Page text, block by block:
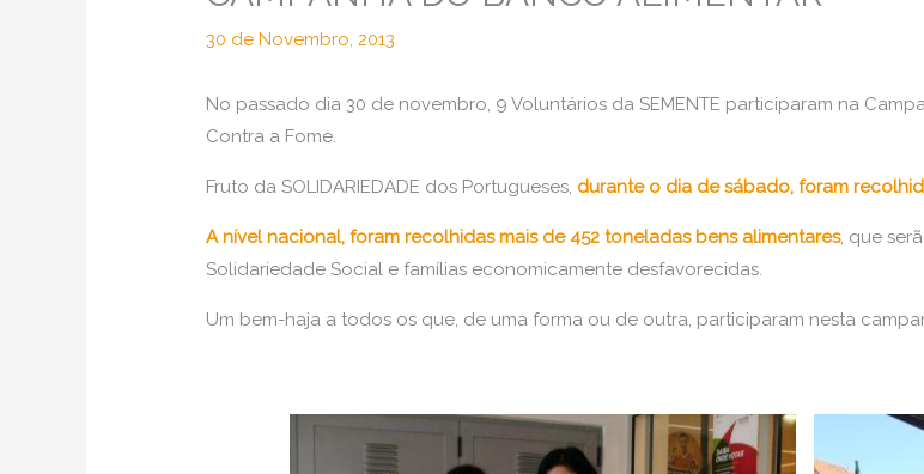
30 de Novembro, 2013
No passado dia 30 de novembro, 9 Voluntários da SEMENTE participaram na
Contra a Fome.
Fruto da SOLIDARIEDADE dos Portugueses, durante o dia de sábado, foram
A nível nacional, foram recolhidas mais de 452 toneladas bens alimentares, que
Solidariedade Social e famílias economicamente desfavorecidas.
Um bem-haja a todos os que, de uma forma ou de outra, participaram nesta